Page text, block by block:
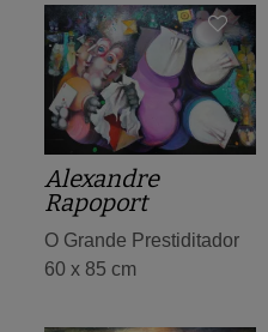
Alexandre
Rapoport
O Grande Prestiditador
60 x 85 cm